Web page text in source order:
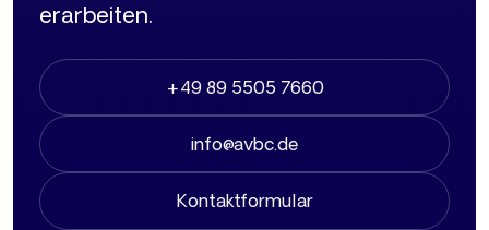
erarbeiten.
+49 89 5505 7660
info@avbc.de
Kontaktformular